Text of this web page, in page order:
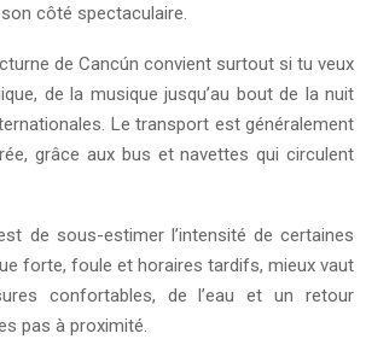
côté spectaculaire.
de Cancún convient surtout si tu veux
de la musique jusqu’au bout de la nuit
Le transport est généralement
grâce aux bus et navettes qui circulent
de sous-estimer l’intensité de certaines
forte, foule et horaires tardifs, mieux vaut
confortables, de l’eau et un retour
pas à proximité.